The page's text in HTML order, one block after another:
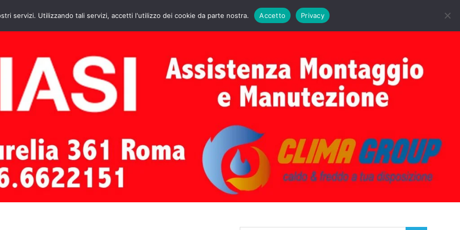
HOME CONTATTI ASSISTENZA CALDAIE BIASI PRIMA ACCENSIONE CALDAIE BIASI
servizi. Utilizzando tali servizi, accetti l'utilizzo dei cookie da parte nostra. Accetto Privacy